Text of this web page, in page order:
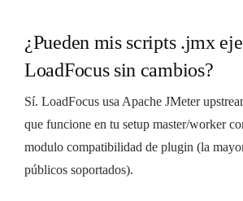
¿Pueden mis scripts .jmx
LoadFocus sin cambios?
Sí. LoadFocus usa Apache JMeter
que funcione en tu setup master/worker
modulo compatibilidad de plugin (la
públicos soportados).